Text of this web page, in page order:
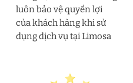
luôn bảo vệ quyền lợi
của khách hàng khi sử
dụng dịch vụ tại Limosa